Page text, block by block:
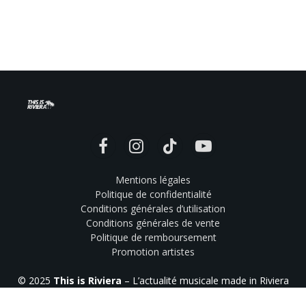
FacebookInstagramTikTok YouTube
Mentions légales
Politique de confidentialité
Conditions générales d’utilisation
Conditions générales de vente
Politique de remboursement
Promotion artistes
© 2025 This is Riviera – L’actualité musicale made in Riviera